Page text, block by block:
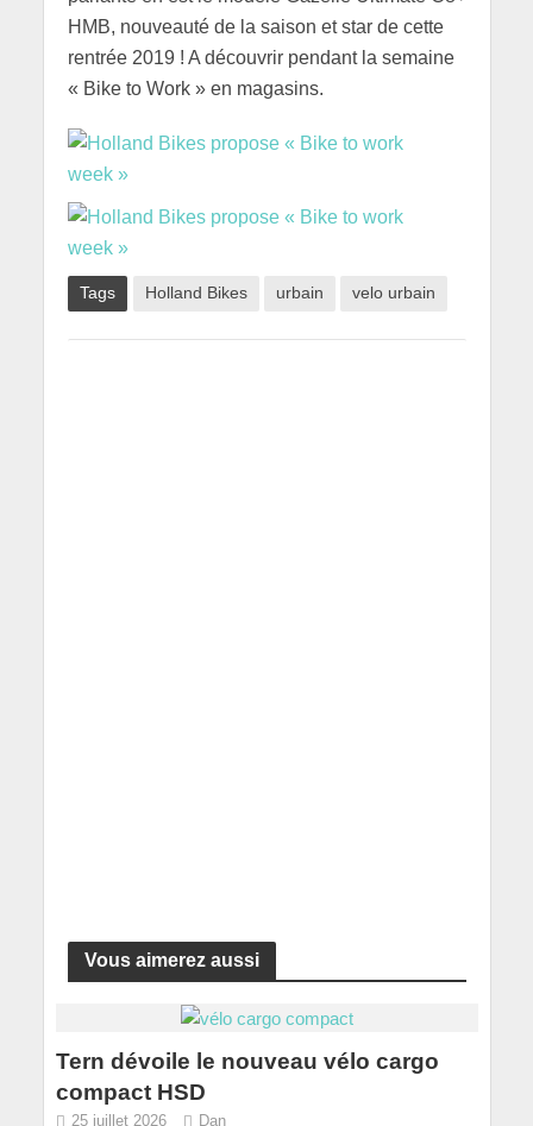
HMB, nouveauté de la saison et star de cette
rentrée 2019 ! A découvrir pendant la semaine
« Bike to Work » en magasins.
Tags Holland Bikes urbain velo urbain
Vous aimerez aussi
Tern dévoile le nouveau vélo cargo
compact HSD
25 juillet 2026 Dan